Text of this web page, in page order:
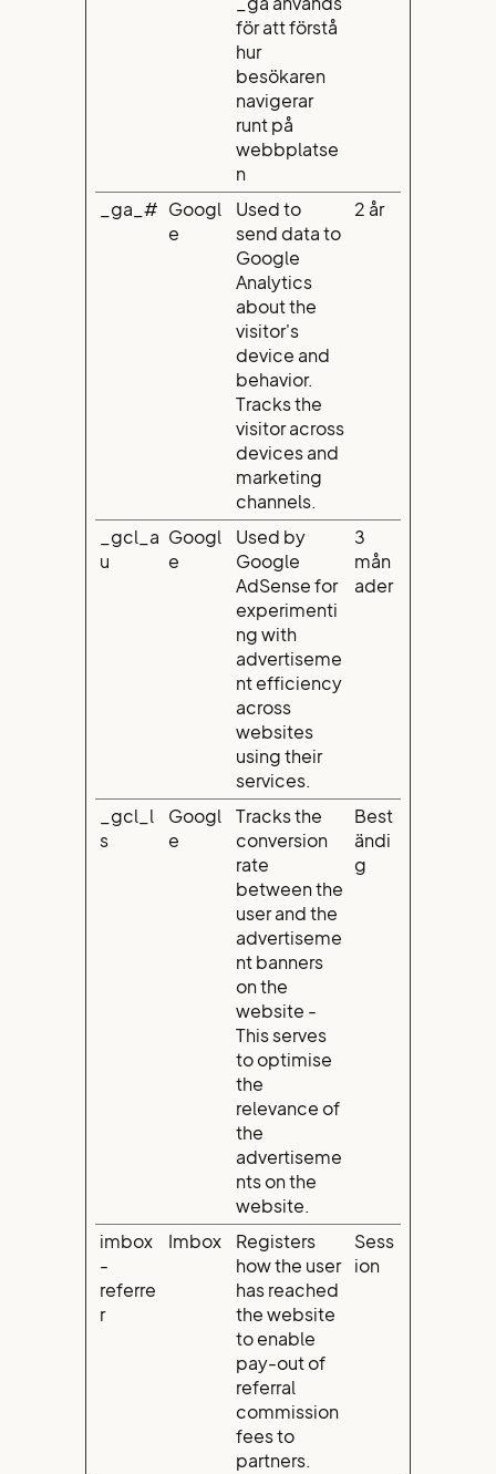
för att förstå
hur
besökaren
navigerar
runt på
webbplatse
n
_ga_# Googl
e
Used to
send data to
Google
Analytics
about the
visitor's
device and
behavior.
Tracks the
visitor across
devices and
marketing
channels.
2 år
_gcl_a
u
Googl
e
Used by
Google
AdSense for
experimenti
ng with
advertiseme
nt efficiency
across
websites
using their
services.
3
mån
ader
_gcl_l
s
Googl
e
Tracks the
conversion
rate
between the
user and the
advertiseme
nt banners
on the
website -
This serves
to optimise
the
relevance of
the
advertiseme
nts on the
website.
Best
ändi
g
imbox
-
referre
r
Imbox
Registers
how the user
has reached
the website
to enable
pay-out of
referral
commission
fees to
partners.
Sess
ion